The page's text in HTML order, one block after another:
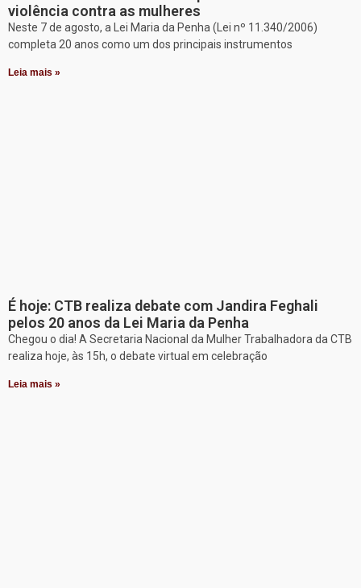
violência contra as mulheres
Neste 7 de agosto, a Lei Maria da Penha (Lei nº 11.340/2006)
completa 20 anos como um dos principais instrumentos
Leia mais »
É hoje: CTB realiza debate com Jandira Feghali
pelos 20 anos da Lei Maria da Penha
Chegou o dia! A Secretaria Nacional da Mulher Trabalhadora da CTB
realiza hoje, às 15h, o debate virtual em celebração
Leia mais »